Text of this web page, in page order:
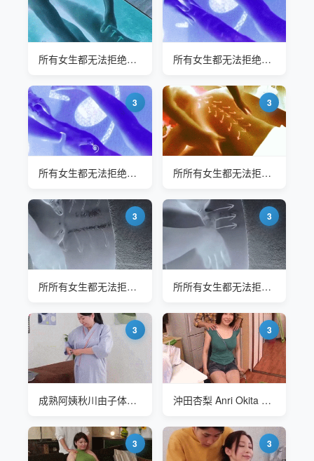
所有女生都无法拒绝的手法 每次都爽到尖叫 所有女生都无法拒绝的手法 每次都爽到尖叫
3
所有女生都无法拒绝的手法 每次都爽到尖叫
3
所所有女生都无法拒绝的手法 每次都爽到尖叫-开背
3
所所有女生都无法拒绝的手法 每次都爽到尖叫-开背
3
所所有女生都无法拒绝的手法 每次都爽到尖叫-开背
3
成熟阿姨秋川由子体验销魂按摩
3
沖田杏梨 Anri Okita SOD-823 着衣爆乳-给姐姐按摩一下
3 3